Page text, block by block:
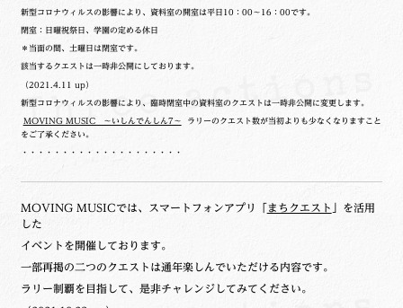
新型コロナウィルスの影響により、資料室の開室は平日10：00～16：00です。
閉室：日曜祝祭日、学園の定める休日
＊当面の間、土曜日は閉室です。
該当するクエストは一時非公開にしております。
（2021.4.11 up）
新型コロナウィルスの影響により、臨時閉室中の資料室のクエストは一時非公開に変更します。
MOVING MUSIC ～いしんでんしん7～ ラリーのクエスト数が当初よりも少なくなりますこと
をご了承ください。
・・・・・・・・・・・・・・・・・・・・
MOVING MUSICでは、スマートフォンアプリ「 まちクエスト
」を活用
した
イベントを開催しております。
一部再掲の二つのクエストは通年楽しんでいただける内容です。
ラリー制覇を目指して、是非チャレンジしてみてください。